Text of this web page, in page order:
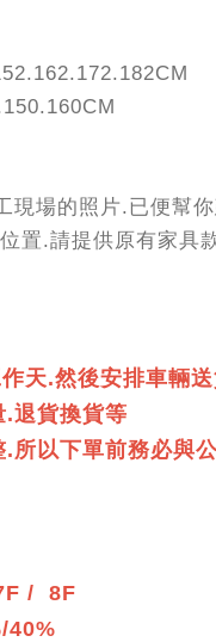
場的照片.已便幫
置.請提供原有家具
天.然後安排車輛
退貨換貨等
以下單前務必與
/ 8F
40%